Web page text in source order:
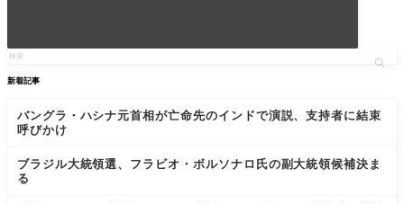
新着記事
バングラ・ハシナ元首相が亡命先のインドで演説、支持者に結束
呼びかけ
ブラジル大統領選、フラビオ・ボルソナロ氏の副大統領候補決ま
る